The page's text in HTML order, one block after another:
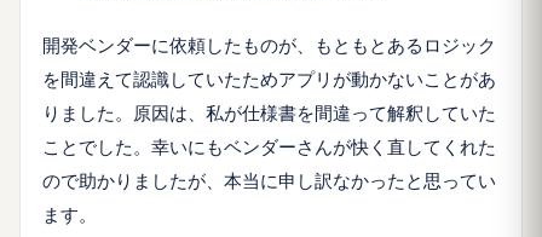
開発ベンダーに依頼したものが、もともとあるロジック
を間違えて認識していたためアプリが動かないことがあ
りました。原因は、私が仕様書を間違って解釈していた
ことでした。幸いにもベンダーさんが快く直してくれた
ので助かりましたが、本当に申し訳なかったと思ってい
ます。